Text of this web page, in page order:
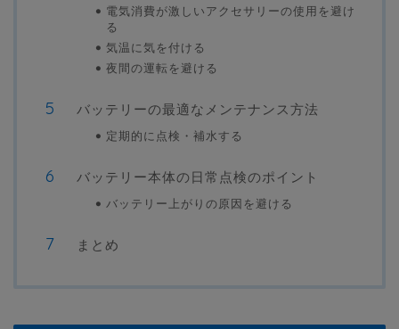
電気消費が激しいアクセサリーの使用を避け
る
気温に気を付ける
夜間の運転を避ける
バッテリーの最適なメンテナンス方法
定期的に点検・補水する
バッテリー本体の日常点検のポイント
バッテリー上がりの原因を避ける
まとめ